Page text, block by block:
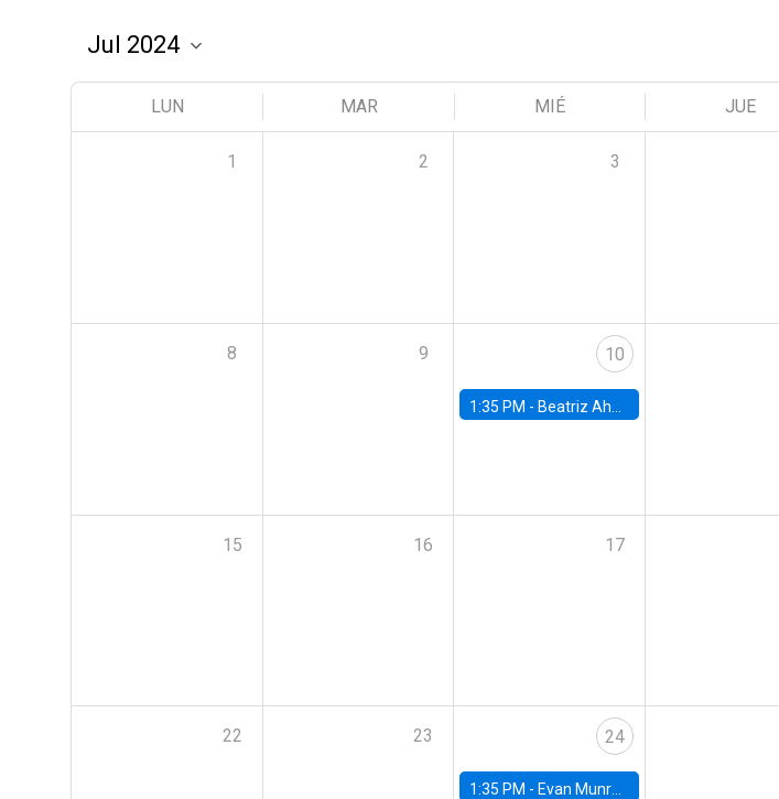
LUN MAR MIÉ JUE
1 2 3
8 9 10
1:35 PM - Beatriz Ahumada, PhD candidate, Universidad de Pittsburgh
15 16 17
22 23 24
1:35 PM - Evan Munro, Neyman Visiting Assistant Professor in the Department of Statistics at UC Berkeley